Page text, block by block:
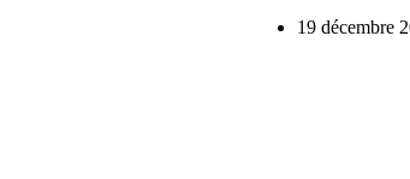
19 décembre